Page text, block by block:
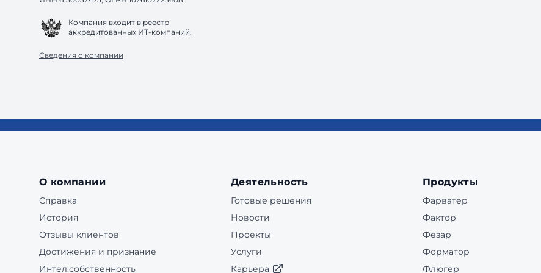
Компания входит в реестр
аккредитованных ИТ-компаний.
Сведения о компании
О компании
Справка
История
Отзывы клиентов
Достижения и признание
Интел.собственность
Деятельность
Готовые решения
Новости
Проекты
Услуги
Карьера
Продукты
Фарватер
Фактор
Фезар
Форматор
Флюгер